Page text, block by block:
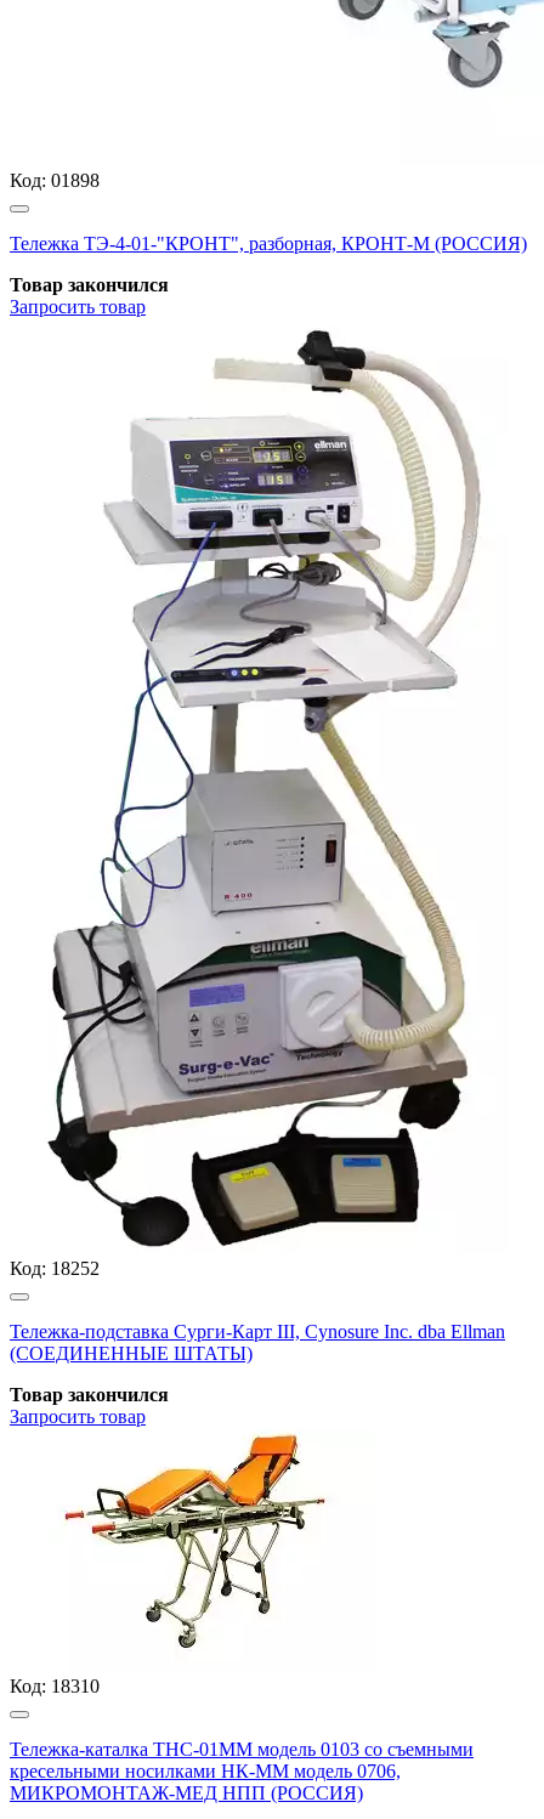
Код: 01898
Тележка ТЭ-4-01-"КРОНТ", разборная, КРОНТ-М (РОССИЯ)
Товар закончился
Запросить товар
Код: 18252
Тележка-подставка Сурги-Карт III, Cynosure Inc. dba Ellman
(СОЕДИНЕННЫЕ ШТАТЫ)
Товар закончился
Запросить товар
Код: 18310
Тележка-каталка ТНС-01ММ модель 0103 со съемными
кресельными носилками НК-ММ модель 0706,
МИКРОМОНТАЖ-МЕД НПП (РОССИЯ)